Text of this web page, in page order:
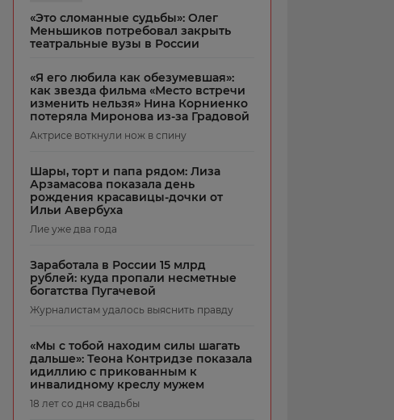
«Это сломанные судьбы»: Олег
Меньшиков потребовал закрыть
театральные вузы в России
«Я его любила как обезумевшая»:
как звезда фильма «Место встречи
изменить нельзя» Нина Корниенко
потеряла Миронова из-за Градовой
Актрисе воткнули нож в спину
Шары, торт и папа рядом: Лиза
Арзамасова показала день
рождения красавицы-дочки от
Ильи Авербуха
Лие уже два года
Заработала в России 15 млрд
рублей: куда пропали несметные
богатства Пугачевой
Журналистам удалось выяснить правду
«Мы с тобой находим силы шагать
дальше»: Теона Контридзе показала
идиллию с прикованным к
инвалидному креслу мужем
18 лет со дня свадьбы